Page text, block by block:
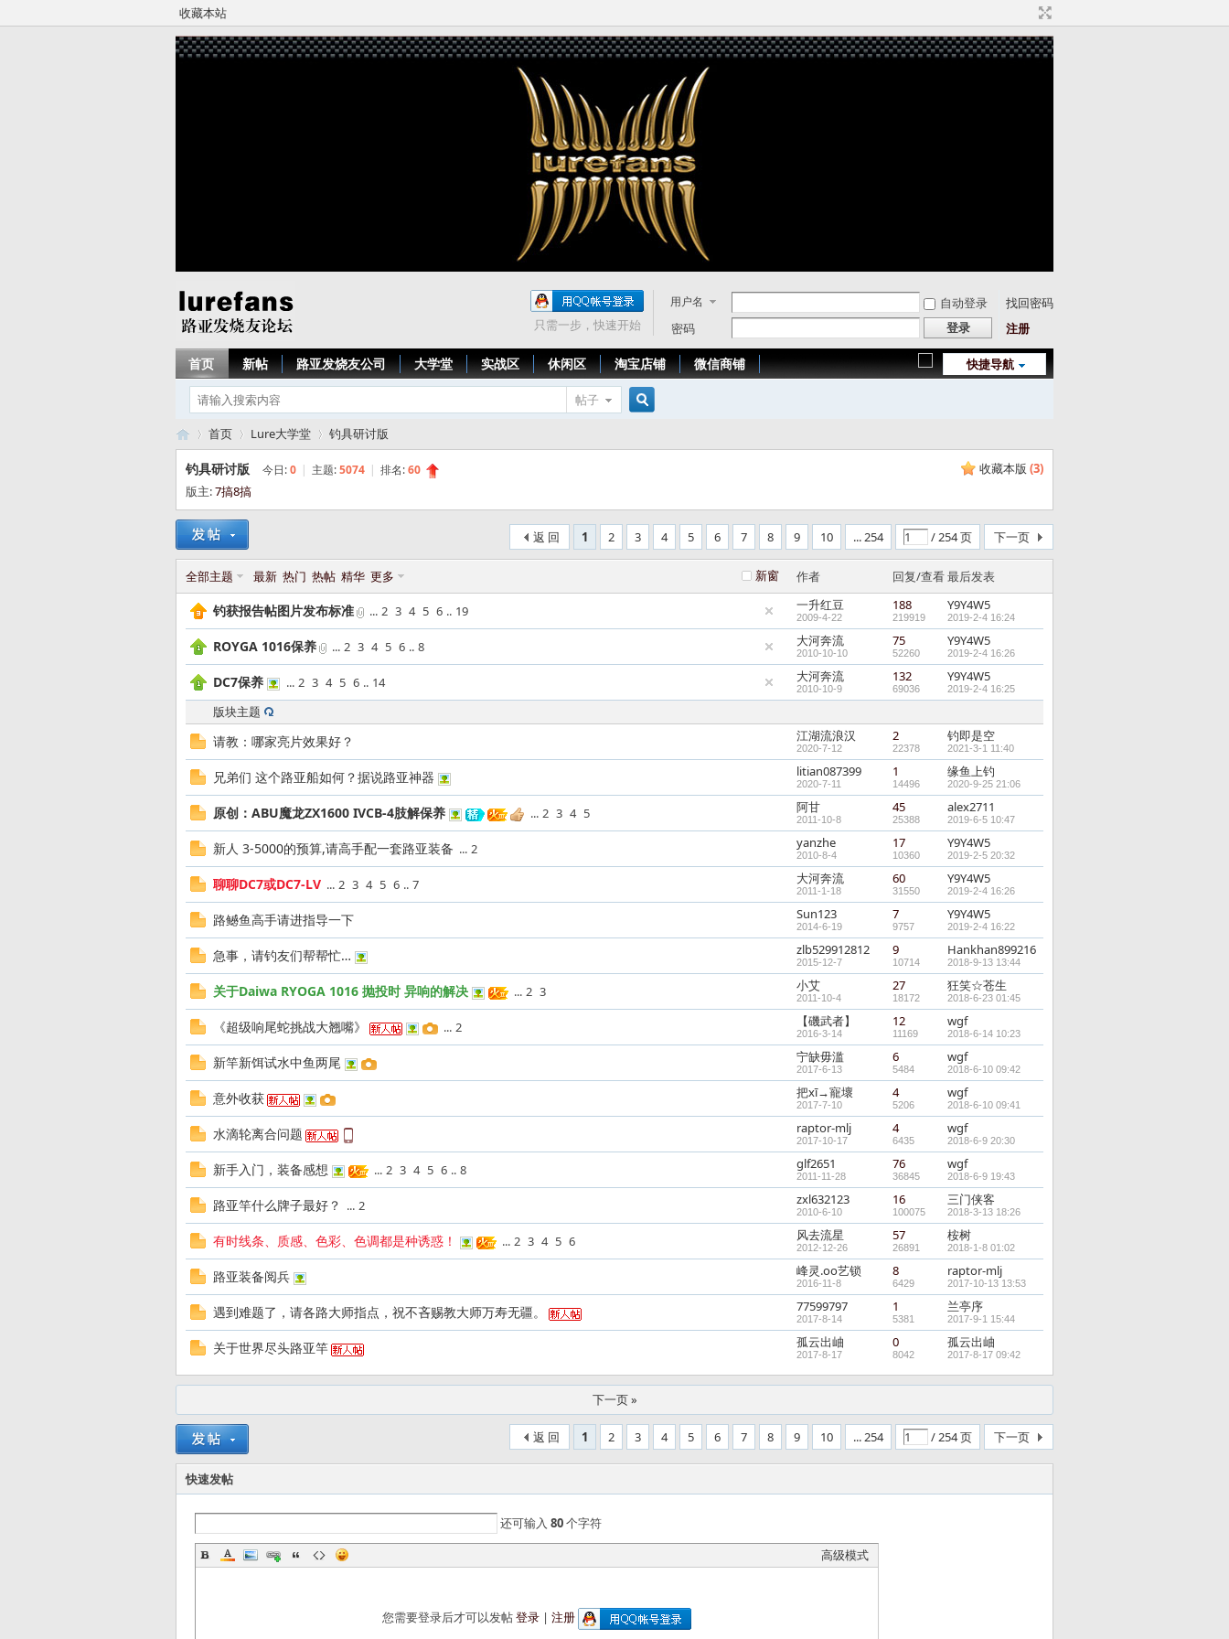
收藏本站
用户名 自动登录
找回密码
密码
登录 注册
只需一步，快速开始
快捷导航
首页 新帖 路亚发烧友公司 大学堂 实战区 休闲区 淘宝店铺 微信商铺
帖子
路
—
»
首页
›
Lure大学堂
›
钓具研讨版
收藏本版 (3)
钓具研讨版 今日:0 | 主题:5074 | 排名:60
版主:7搞8搞
1 2 3 4 5 6 7 8 9 10 ... 254 / 254 页 下一页
返 回
新窗
全部主题 最新 热门 热帖 精华 更多 作者 回复/查看最后发表
钓获报告帖图片发布标准 ... 2 3 4 5 6 .. 19 一升红豆
2009-4-22
188
219919
Y9Y4W5
2019-2-4 16:24
ROYGA 1016保养 ... 2 3 4 5 6 .. 8 大河奔流
2010-10-10
75
52260
Y9Y4W5
2019-2-4 16:26
DC7保养 ... 2 3 4 5 6 .. 14 大河奔流
2010-10-9
132
69036
Y9Y4W5
2019-2-4 16:25
版块主题
请教：哪家亮片效果好？ 江湖流浪汉
2020-7-12
2
22378
钓即是空
2021-3-1 11:40
兄弟们 这个路亚船如何？据说路亚神器 litian087399
2020-7-11
1
14496
缘鱼上钓
2020-9-25 21:06
原创：ABU魔龙ZX1600 IVCB-4肢解保养 ... 2 3 4 5 阿甘
2011-10-8
45
25388
alex2711
2019-6-5 10:47
新人 3-5000的预算,请高手配一套路亚装备 ... 2 yanzhe
2010-8-4
17
10360
Y9Y4W5
2019-2-5 20:32
聊聊DC7或DC7-LV ... 2 3 4 5 6 .. 7 大河奔流
2011-1-18
60
31550
Y9Y4W5
2019-2-4 16:26
路鳡鱼高手请进指导一下 Sun123
2014-6-19
7
9757
Y9Y4W5
2019-2-4 16:22
急事，请钓友们帮帮忙… zlb529912812
2015-12-7
9
10714
Hankhan899216
2018-9-13 13:44
关于Daiwa RYOGA 1016 抛投时 异响的解决 ... 2 3 小艾
2011-10-4
27
18172
狂笑☆苍生
2018-6-23 01:45
《超级响尾蛇挑战大翘嘴》 ... 2 【磯武者】
2016-3-14
12
11169
wgf
2018-6-14 10:23
新竿新饵试水中鱼两尾 宁缺毋滥
2017-6-13
6
5484
wgf
2018-6-10 09:42
意外收获 把xī→寵壞
2017-7-10
4
5206
wgf
2018-6-10 09:41
水滴轮离合问题 raptor-mlj
2017-10-17
4
6435
wgf
2018-6-9 20:30
新手入门，装备感想 ... 2 3 4 5 6 .. 8 glf2651
2011-11-28
76
36845
wgf
2018-6-9 19:43
路亚竿什么牌子最好？ ... 2 zxl632123
2010-6-10
16
100075
三门侠客
2018-3-13 18:26
有时线条、质感、色彩、色调都是种诱惑！ ... 2 3 4 5 6 风去流星
2012-12-26
57
26891
桉树
2018-1-8 01:02
路亚装备阅兵 峰灵.oо艺锁
2016-11-8
8
6429
raptor-mlj
2017-10-13 13:53
遇到难题了，请各路大师指点，祝不吝赐教大师万寿无疆。 77599797
2017-8-14
1
5381
兰亭序
2017-9-1 15:44
关于世界尽头路亚竿 孤云出岫
2017-8-17
0
8042
孤云出岫
2017-8-17 09:42
下一页 »
1 2 3 4 5 6 7 8 9 10 ... 254 / 254 页 下一页
返 回
快速发帖
还可输入 80个字符
高级模式
您需要登录后才可以发帖登录 | 注册